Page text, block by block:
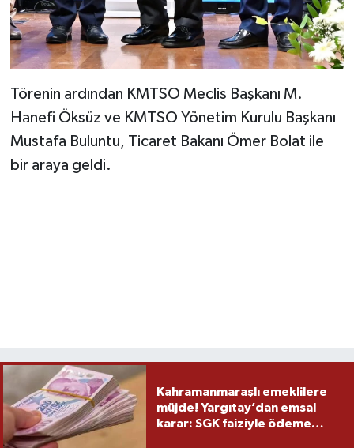
Törenin ardından KMTSO Meclis Başkanı M.
Hanefi Öksüz ve KMTSO Yönetim Kurulu Başkanı
Mustafa Buluntu, Ticaret Bakanı Ömer Bolat ile
bir araya geldi.
Kahramanmaraşlı emeklilere
müjde! Yargıtay’dan emsal
karar: SGK faiziyle ödeme